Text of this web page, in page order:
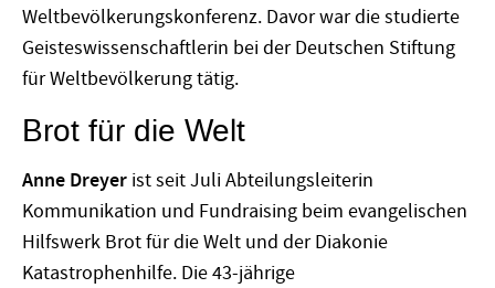
Weltbevölkerungskonferenz. Davor war die studierte
Geisteswissenschaftlerin bei der Deutschen Stiftung
für Weltbevölkerung tätig.
Brot für die Welt
Anne Dreyer ist seit Juli Abteilungsleiterin
Kommunikation und Fundraising beim evangelischen
Hilfswerk Brot für die Welt und der Diakonie
Katastrophenhilfe. Die 43-jährige